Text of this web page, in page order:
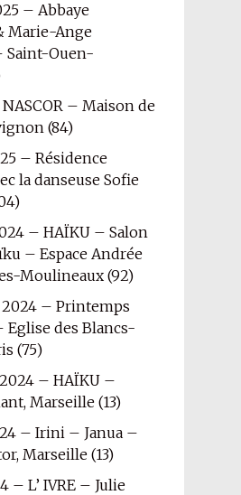
– Abbaye
Marie-Ange
Ouen-
– Maison de
(84)
– Résidence
la danseuse Sofie
– HAÏKU – Salon
– Espace Andrée
Moulineaux (92)
– Printemps
des Blancs-
(75)
– HAÏKU –
Marseille (13)
– Irini – Janua –
Marseille (13)
– L’ IVRE – Julie